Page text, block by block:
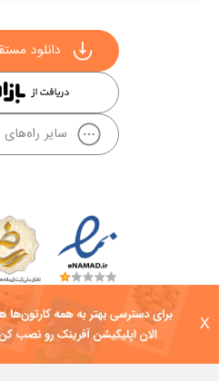
X
دانلود
سایر راه‌های
کلیه حقوق این سایت به شرکت توسعه